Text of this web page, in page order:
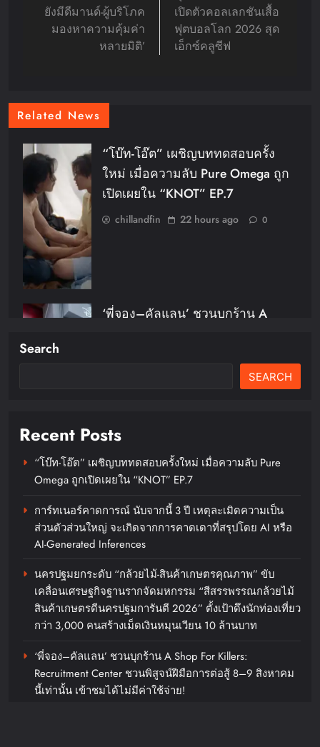
ยังมีดีมานด์-ผู้บริโภค
มองหาความคุ้มค่า
หลายมิติ’
เปิดตัวคอลเลกชันเสื้อ
ฟุตบอลโลก 2026 สุด
เอ็กซ์คลูซีฟ
Related News
“โบ๊ท-โอ๊ต” เผชิญบททดสอบครั้ง
ใหม่ เมื่อความลับ Pure Omega ถูก
เปิดเผยใน “KNOT” EP.7
chillandfin 22 hours ago 0
‘พี่จอง–คัลแลน’ ชวนบุกร้าน A
สิงหาคมนี้เท่านั้น เข้าชมได้ไม่มีค่า
รู้จัก ADÉLA ป๊อปสตาร์สาวดาวรุ่ง
“Ain’t In LA”พร้อมประกาศอัลบั้มเด
บิวต์ PRIMA เตรียมปล่อย 4 ก.ย. นี้
chillandfin 3 days ago 0
Search
SEARCH
Recent Posts
“โบ๊ท-โอ๊ต” เผชิญบททดสอบครั้งใหม่ เมื่อความลับ Pure
Omega ถูกเปิดเผยใน “KNOT” EP.7
การ์ทเนอร์คาดการณ์ นับจากนี้ 3 ปี เหตุละเมิดความเป็น
ส่วนตัวส่วนใหญ่ จะเกิดจากการคาดเดาที่สรุปโดย AI หรือ
AI-Generated Inferences
นครปฐมยกระดับ “กล้วยไม้-สินค้าเกษตรคุณภาพ” ขับ
เคลื่อนเศรษฐกิจฐานรากจัดมหกรรม “สีสรรพรรณกล้วยไม้
สินค้าเกษตรดีนครปฐมการันตี 2026” ตั้งเป้าดึงนักท่องเที่ยว
กว่า 3,000 คนสร้างเม็ดเงินหมุนเวียน 10 ล้านบาท
‘พี่จอง–คัลแลน’ ชวนบุกร้าน A Shop For Killers:
Recruitment Center ชวนพิสูจน์ฝีมือการต่อสู้ 8–9 สิงหาคม
นี้เท่านั้น เข้าชมได้ไม่มีค่าใช้จ่าย!